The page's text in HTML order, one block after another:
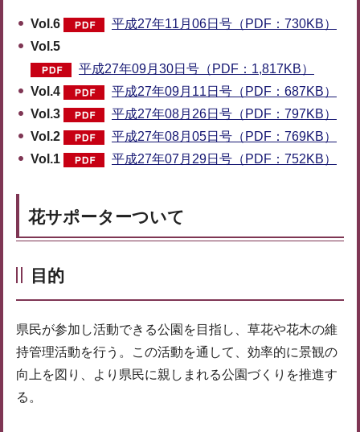
Vol.6
平成27年11月06日号（PDF：730KB）
Vol.5
平成27年09月30日号（PDF：1,817KB）
Vol.4
平成27年09月11日号（PDF：687KB）
Vol.3
平成27年08月26日号（PDF：797KB）
Vol.2
平成27年08月05日号（PDF：769KB）
Vol.1
平成27年07月29日号（PDF：752KB）
花サポーターついて
目的
県民が参加し活動できる公園を目指し、草花や花木の維
持管理活動を行う。この活動を通して、効率的に景観の
向上を図り、より県民に親しまれる公園づくりを推進す
る。